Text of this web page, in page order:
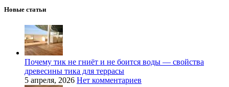
Новые статьи
Почему тик не гниёт и не боится воды — свойства
древесины тика для террасы
5 апреля, 2026 Нет комментариев